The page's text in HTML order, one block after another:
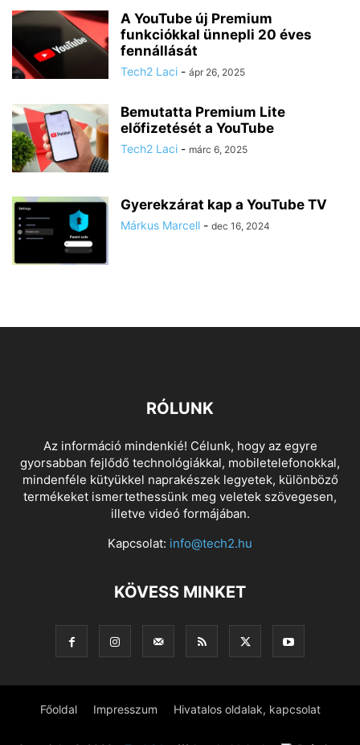
A YouTube új Premium
funkciókkal ünnepli 20 éves
fennállását
Tech2 Laci - ápr 26, 2025
Bemutatta Premium Lite
előfizetését a YouTube
Tech2 Laci - márc 6, 2025
Gyerekzárat kap a YouTube TV
Márkus Marcell - dec 16, 2024
RÓLUNK
Az információ mindenkié! Célunk, hogy az egyre
gyorsabban fejlődő technológiákkal, mobiletelefonokkal,
mindenféle kütyükkel naprakészek legyetek, különböző
termékeket ismertethessünk meg veletek szövegesen,
illetve videó formájában.
Kapcsolat: info@tech2.hu
KÖVESS MINKET
Főoldal Impresszum Hivatalos oldalak, kapcsolat